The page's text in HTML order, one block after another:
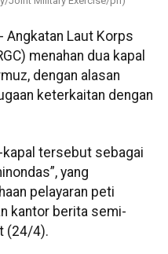
Angkatan Laut Korps
menahan dua kapal
dengan alasan
keterkaitan dengan
kapal tersebut sebagai
yang
pelayaran peti
kantor berita semi-
(24/4).